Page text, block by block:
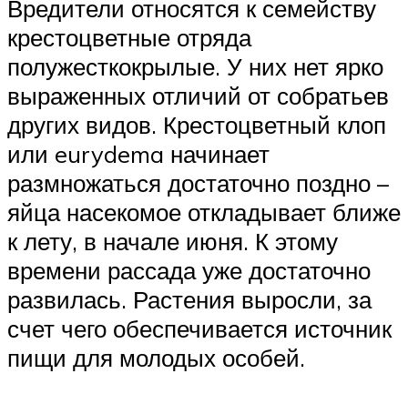
Вредители относятся к семейству
крестоцветные отряда
полужесткокрылые. У них нет ярко
выраженных отличий от собратьев
других видов. Крестоцветный клоп
или eurydema начинает
размножаться достаточно поздно –
яйца насекомое откладывает ближе
к лету, в начале июня. К этому
времени рассада уже достаточно
развилась. Растения выросли, за
счет чего обеспечивается источник
пищи для молодых особей.